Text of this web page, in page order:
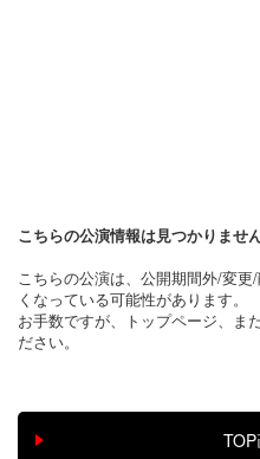
こちらの公演情報は見つかりませ
こちらの公演は、公開期間外/変
くなっている可能性があります。
お手数ですが、トップページ、ま
ださい。